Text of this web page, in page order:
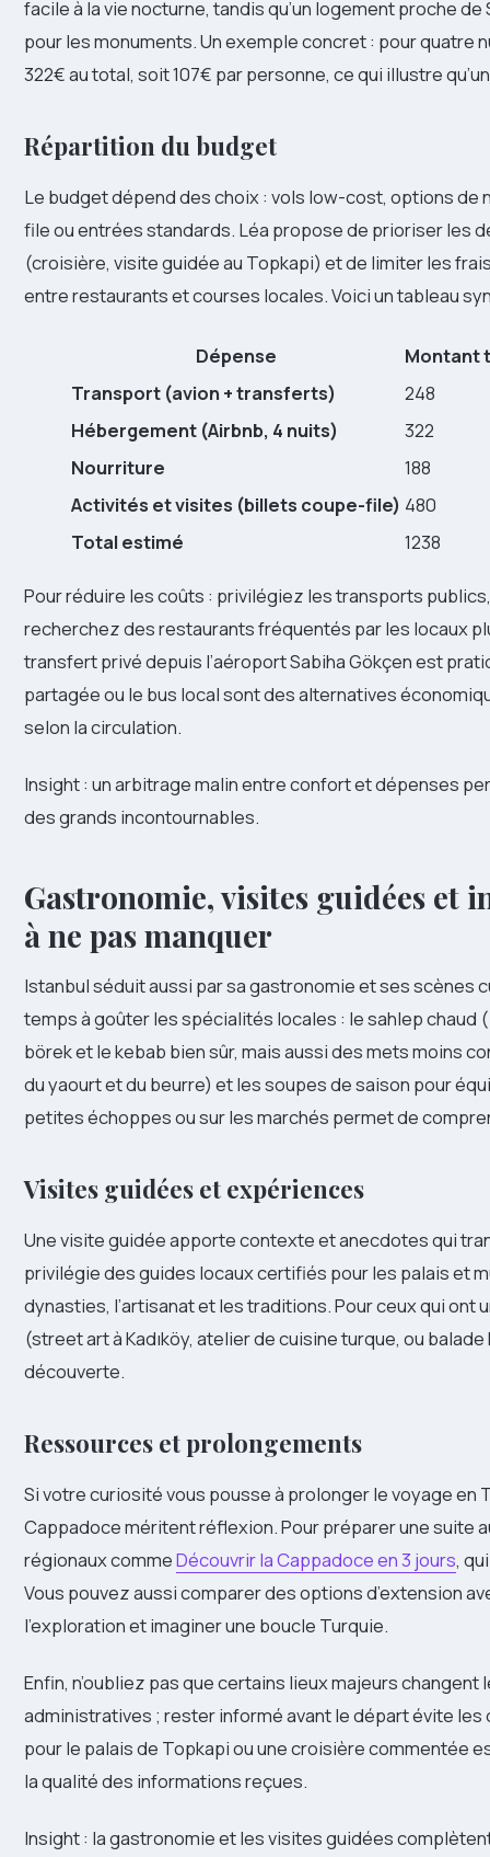
facile à la vie nocturne, tandis qu’un logement proche
pour les monuments. Un exemple concret : pour quatre
322€ au total, soit 107€ par personne, ce qui illustre
Répartition du budget
Le budget dépend des choix : vols low-cost, options de
file ou entrées standards. Léa propose de prioriser les
(croisière, visite guidée au Topkapi) et de limiter les
entre restaurants et courses locales. Voici un tableau
Dépense
Montant
Transport (avion + transferts)
248
Hébergement (Airbnb, 4 nuits)
322
Nourriture
188
Activités et visites (billets coupe-file) 480
Total estimé
1238
Pour réduire les coûts : privilégiez les transports
recherchez des restaurants fréquentés par les locaux
transfert privé depuis l’aéroport Sabiha Gökçen est
partagée ou le bus local sont des alternatives
selon la circulation.
Insight : un arbitrage malin entre confort et dépenses
des grands incontournables.
Gastronomie, visites guidées et
à ne pas manquer
Istanbul séduit aussi par sa gastronomie et ses scènes
temps à goûter les spécialités locales : le sahlep chaud
börek et le kebab bien sûr, mais aussi des mets moins
du yaourt et du beurre) et les soupes de saison pour
petites échoppes ou sur les marchés permet de
Visites guidées et expériences
Une visite guidée apporte contexte et anecdotes qui
privilégie des guides locaux certifiés pour les palais et
dynasties, l’artisanat et les traditions. Pour ceux qui
(street art à Kadıköy, atelier de cuisine turque, ou
découverte.
Ressources et prolongements
Si votre curiosité vous pousse à prolonger le voyage en
Cappadoce méritent réflexion. Pour préparer une suite
régionaux commeDécouvrir la Cappadoce en 3 jours,
Vous pouvez aussi comparer des options d’extension
l’exploration et imaginer une boucle Turquie.
Enfin, n’oubliez pas que certains lieux majeurs
administratives ; rester informé avant le départ évite
pour le palais de Topkapi ou une croisière commentée
la qualité des informations reçues.
Insight : la gastronomie et les visites guidées